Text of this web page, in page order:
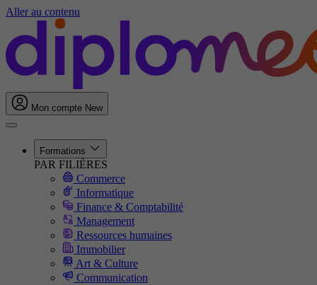
Aller au contenu
Mon compte New
Formations
PAR FILIÈRES
Commerce
Informatique
Finance & Comptabilité
Management
Ressources humaines
Immobilier
Art & Culture
Communication